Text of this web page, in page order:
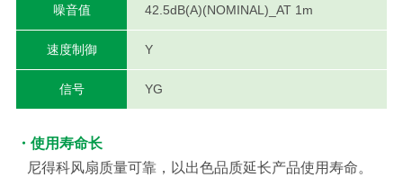
噪音值 42.5dB(A)(NOMINAL)_AT 1m
速度制御 Y
信号 YG
・使用寿命长
尼得科风扇质量可靠，以出色品质延长产品使用寿命。